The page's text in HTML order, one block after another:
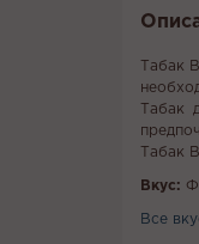
Табак
Табак
Табак
Вкус:
Все